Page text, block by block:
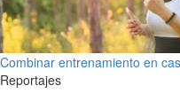
Combinar entrenamiento en
Reportajes